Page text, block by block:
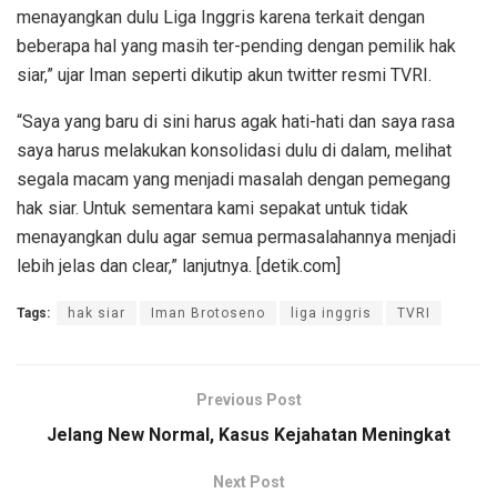
menayangkan dulu Liga Inggris karena terkait dengan
beberapa hal yang masih ter-pending dengan pemilik hak
siar,” ujar Iman seperti dikutip akun twitter resmi TVRI.
“Saya yang baru di sini harus agak hati-hati dan saya rasa
saya harus melakukan konsolidasi dulu di dalam, melihat
segala macam yang menjadi masalah dengan pemegang
hak siar. Untuk sementara kami sepakat untuk tidak
menayangkan dulu agar semua permasalahannya menjadi
lebih jelas dan clear,” lanjutnya. [detik.com]
Tags: hak siar Iman Brotoseno liga inggris TVRI
Previous Post
Jelang New Normal, Kasus Kejahatan Meningkat
Next Post